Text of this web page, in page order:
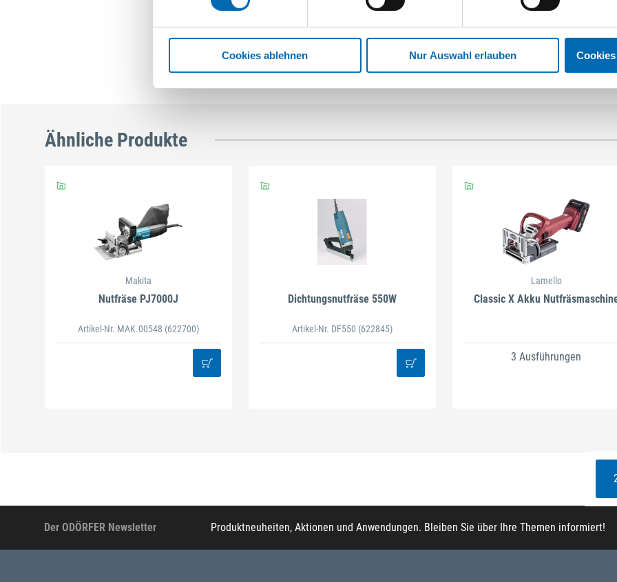
Cookies ablehnen Nur Auswahl erlauben
Ähnliche Produkte
Makita
Nutfräse PJ7000J
Artikel-Nr. MAK.00548 (622700)
Dichtungsnutfräse 550W
Artikel-Nr. DF550 (622845)
Lamello
Classic X Akku
3 Ausführungen
Der ODÖRFER Newsletter Produktneuheiten, Aktionen und Anwendungen. Bleiben Sie über Ihre Themen informiert!